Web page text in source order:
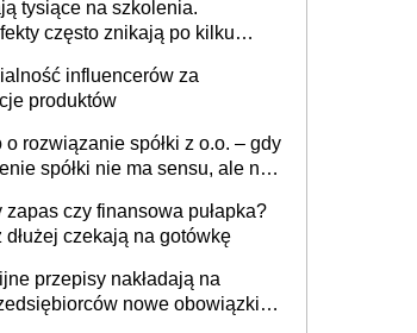
tysiące na szkolenia.
często znikają po kilku
influencerów za
produktów
o rozwiązanie spółki z o.o. – gdy
spółki nie ma sensu, ale nie
zapas czy finansowa pułapka?
dłużej czekają na gotówkę
przepisy nakładają na
nowe obowiązki w